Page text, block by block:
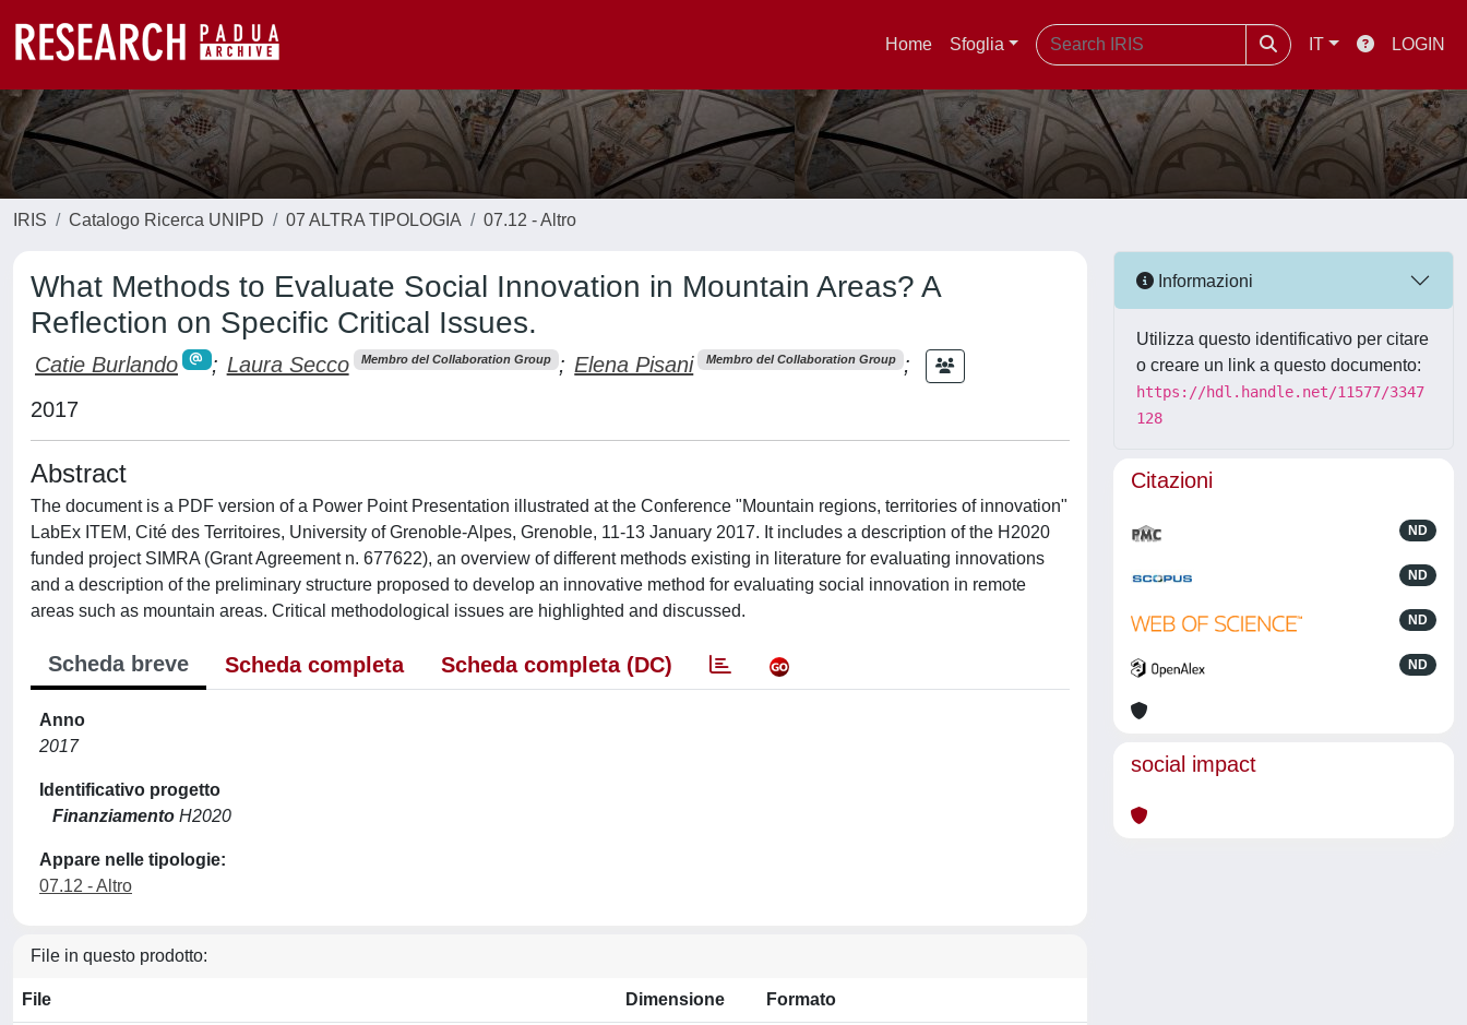
Home Sfoglia IT LOGIN
IRIS Catalogo Ricerca UNIPD 07 ALTRA TIPOLOGIA 07.12 - Altro
What Methods to Evaluate Social Innovation in Mountain Areas? A
Reflection on Specific Critical Issues.
Catie Burlando ; Laura Secco Membro del Collaboration Group ; Elena Pisani Membro del Collaboration Group
;
2017
Abstract
The document is a PDF version of a Power Point Presentation illustrated at the Conference "Mountain regions, territories of innovation"
LabEx ITEM, Cité des Territoires, University of Grenoble-Alpes, Grenoble, 11-13 January 2017. It includes a description of the H2020
funded project SIMRA (Grant Agreement n. 677622), an overview of different methods existing in literature for evaluating innovations
and a description of the preliminary structure proposed to develop an innovative method for evaluating social innovation in remote
areas such as mountain areas. Critical methodological issues are highlighted and discussed.
Scheda breve Scheda completa Scheda completa (DC)
Anno
2017
Identificativo progetto
Finanziamento H2020
Appare nelle tipologie:
07.12 - Altro
File in questo prodotto:
File Dimensione Formato
Informazioni
Utilizza questo identificativo per citare
o creare un link a questo documento:
https://hdl.handle.net/11577/3347
128
Citazioni
ND
ND
ND
ND
social impact